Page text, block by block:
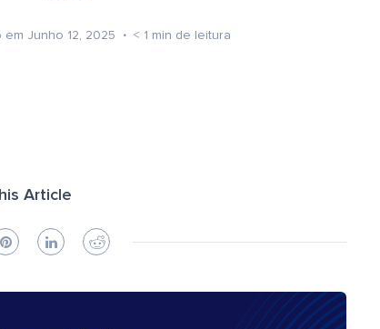
em Junho 12, 2025 < 1 min de leitura
Article